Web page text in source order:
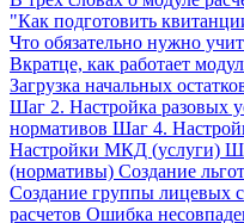
"Как подготовить
Что обязательно нужно
Вкратце, как работает
Загрузка начальных
Шаг 2. Настройка разовых
нормативов Шаг 4.
Настройки МКД (услуги)
(нормативы) Создание
Создание группы лицевых
расчетов Ошибка